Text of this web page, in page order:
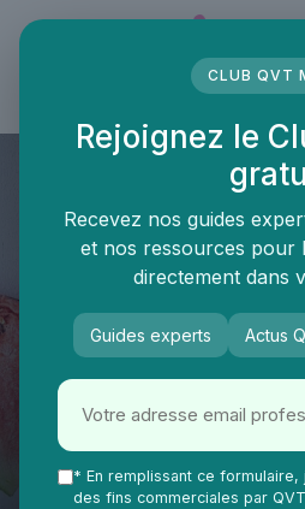
QVT Market
Améliorer la
travail grâce à
CLUB QVT
Rejoignez le
Recevez nos guides
et nos ressources pour
directement dans
Guides experts Actus
* En remplissant ce
des fins commerciales par
Panneau de gestion des cookies